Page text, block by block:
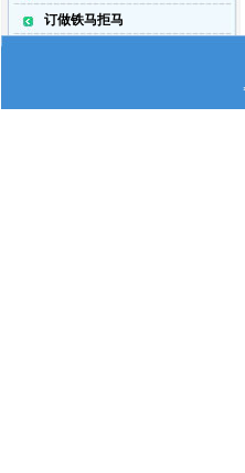
订做铁马拒马